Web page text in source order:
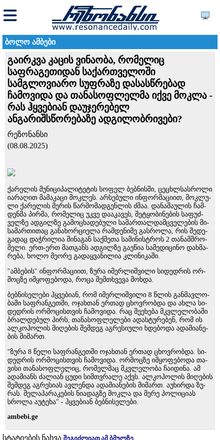
ბოლო ამბები
გაირკვა კაცის ვინაობა, რომელიც
საფრაგეთიდან საქართველოში
სამგლოვიარო სუფრაზე დასასწრებად
ჩამოვიდა და თანასოფლელმა იქვე მოკლა -
რას ჰყვებიან დაუჯერებელ
ანგარიშსწორებაზე ადგილობრივები?
რეზონანსი
(08.08.2025)
ქა­რე­ლის მუ­ნი­ცი­პა­ლი­ტე­ტის სო­ფელ ბებ­ნის­ში, ცე­ცხლსას­რო­ლი
ია­რა­ღით მა­მა­კა­ცი მოკ­ლეს. არ­სე­ბუ­ლი ინ­ფორ­მა­ცი­ით, მოკ­ლუ­
ლი ქა­რე­ლის მე­რის წარ­მო­მად­გენ­ლის ძმაა. და­ნა­შა­უ­ლის ჩამ­
დენ­მა პირ­მა, რომელიც უკვე დააკავეს, შე­ტყო­ბი­ნე­ბის სა­ფუძ­
ველ­ზე ად­გილ­ზე გა­მო­ცხა­დე­ბუ­ლი სა­მარ­თალ­დამ­ცვე­ლე­ბის მი­
სა­მარ­თი­თაც გა­ნა­ხორ­ცი­ე­ლა რამ­დე­ნი­მე გას­რო­ლა, რის შე­დე­
გა­დაც დაჭ­რი­ლია ში­ნა­გან საქ­მე­თა სა­მი­ნის­ტროს 2 თა­ნამ­შრო­
მე­ლი. ერთ-ერთ მათ­განს ად­გილ­ზე გა­ე­წია სა­მე­დი­ცი­ნო დახ­მა­
რე­ბა, ხოლო მე­ო­რე გა­დაყ­ვა­ნი­ლია კლი­ნი­კა­ში.
"ამბების" ინ­ფორ­მა­ცი­ით, ზურა იმერ­ლიშ­ვი­ლი სი­დედ­რის ორ­
მოც­ზე იმ­ყო­ფე­ბო­და, როცა შემ­თხვე­ვა მოხ­და.
ბებ­ნი­სე­ლე­ბი ჰყ­ვე­ბი­ან, რომ იმერ­ლიშ­ვი­ლი 8 წლის გან­მავ­ლო­
ბა­ში საფ­რან­გეთ­ში, ოჯახ­თან ერ­თად ცხოვ­რობ­და და ახლა სი­
დედ­რის ორ­მო­ცის­თვის ჩა­მო­ვი­და. რაც შე­ე­ხე­ბა მკვლე­ლო­ბა­ში
ბრალ­დე­ბულ პირს, თა­ნა­სოფ­ლე­ლე­ბი ადასტურებენ, რომ ის
ალ­კოჰო­ლის მი­ღე­ბის შემ­დეგ აგ­რე­სი­უ­ლი ხდე­ბო­და ადა­მი­ა­ნე­
ბის მი­მართ.
"ზურა 8 წელი საფ­რან­გეთ­ში ოჯახ­თან ერ­თად ცხოვ­რობ­და. სი­
დედ­რის ორ­მო­ცის­თვის ჩა­მო­ვი­და. ორ­მოც­ზე იმ­ყო­ფე­ბო­და თა­
ვი­სი თა­ნა­სოფ­ლე­ლიც, რო­მელ­მაც მკვლე­ლო­ბა ჩა­ი­დი­ნა. ამ
ადა­მი­ანს ძა­ლი­ან ცუდი სიმ­თვრა­ლე აქვს. ალ­კოჰო­ლის მი­ღე­ბის
შემ­დეგ აგ­რე­სი­ას ავ­ლენ­და ადა­მი­ა­ნე­ბის მი­მართ. აუ­ხირ­და ზუ­
რას. შე­ლა­პა­რა­კე­ბის ნი­ა­დაგ­ზე მოკ­ლა და მერე პოლიციას
სროლა აუტეხა" - ჰყ­ვე­ბი­ან ბებ­ნი­სე­ლე­ბი.
ambebi.ge
სტატიების ნახვა შეგიძლიათ ამ ბმულზე